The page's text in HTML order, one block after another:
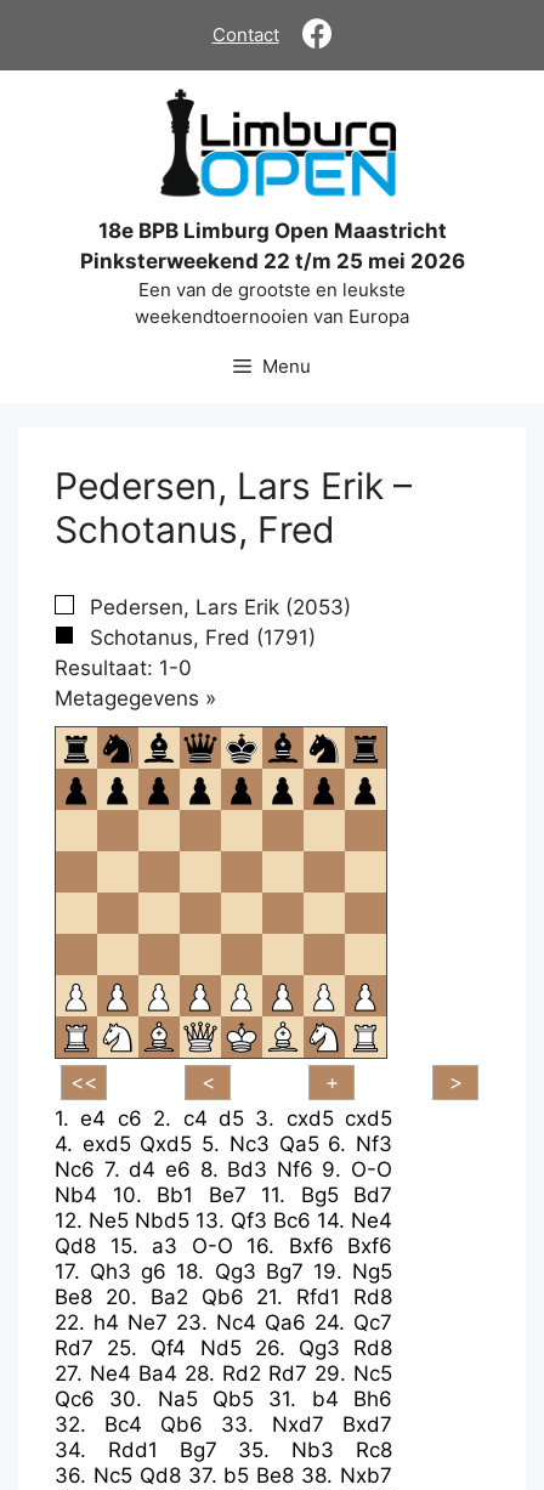
de
Contact
18e BPB Limburg Open Maastricht
Pinksterweekend 22 t/m 25 mei 2026
Een van de grootste en leukste
weekendtoernooien van Europa
Menu
Pedersen, Lars Erik –
Schotanus, Fred
Pedersen, Lars Erik (2053)
Schotanus, Fred (1791)
Resultaat: 1-0
Metagegevens »
om
te
openen.
1.e4 c6 2. c4 d5 3. cxd5 cxd5
4. exd5 Qxd5 5. Nc3 Qa5 6. Nf3
Nc6 7.d4 e6 8. Bd3 Nf6 9. O-O
Nb4
10. Bb1 Be7 11. Bg5
Bd7
12. Ne5 Nbd5 13. Qf3 Bc6 14. Ne4
Qd8
15. a3 O-O 16. Bxf6
Bxf6
17. Qh3 g6 18. Qg3 Bg7 19. Ng5
Be8 20. Ba2 Qb6 21. Rfd1
Rd8
22. h4 Ne7 23. Nc4 Qa6 24. Qc7
Rd7
25. Qf4 Nd5 26. Qg3
Rd8
27. Ne4 Ba4 28. Rd2 Rd7 29. Nc5
Qc6
30. Na5 Qb5 31. b4
Bh6
32. Bc4 Qb6 33. Nxd7
Bxd7
34. Rdd1 Bg7 35. Nb3
Rc8
36. Nc5 Qd8 37. b5 Be8 38. Nxb7